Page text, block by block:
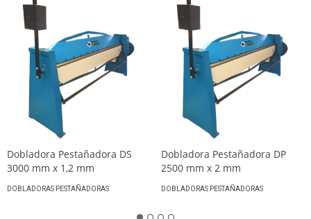
Dobladora Pestañadora DS
3000 mm x 1,2 mm
DOBLADORAS PESTAÑADORAS
Dobladora Pestañadora DP
2500 mm x 2 mm
DOBLADORAS PESTAÑADORAS